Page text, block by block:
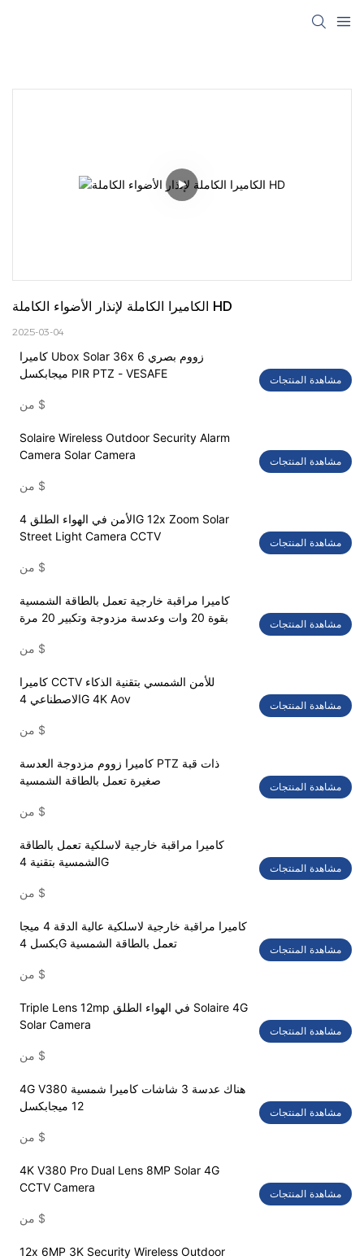
الكاميرا الكاملة لإنذار الأضواء الكاملة HD
2025-03-04
كاميرا Ubox Solar 36x زووم بصري 6
ميجابكسل PIR PTZ - VESAFE
$
مشاهدة المنتجات
Solaire Wireless Outdoor Security Alarm
Camera Solar Camera
$
مشاهدة المنتجات
الأمن في الهواء الطلق 4G 12x Zoom Solar
Street Light Camera CCTV
$
مشاهدة المنتجات
كاميرا مراقبة خارجية تعمل بالطاقة الشمسية
بقوة 20 وات وعدسة مزدوجة وتكبير 20 مرة
$
مشاهدة المنتجات
كاميرا CCTV للأمن الشمسي بتقنية الذكاء
الاصطناعي 4G 4K Aov
$
مشاهدة المنتجات
كاميرا زووم مزدوجة العدسة PTZ ذات قبة
صغيرة تعمل بالطاقة الشمسية
$
مشاهدة المنتجات
كاميرا مراقبة خارجية لاسلكية تعمل بالطاقة
الشمسية بتقنية 4G
$
مشاهدة المنتجات
كاميرا مراقبة خارجية لاسلكية عالية الدقة 4 ميجا
بكسل 4G تعمل بالطاقة الشمسية
$
مشاهدة المنتجات
Triple Lens 12mp في الهواء الطلق Solaire 4G
Solar Camera
$
مشاهدة المنتجات
4G V380 هناك عدسة 3 شاشات كاميرا شمسية
12 ميجابكسل
$
مشاهدة المنتجات
4K V380 Pro Dual Lens 8MP Solar 4G
CCTV Camera
$
مشاهدة المنتجات
12x 6MP 3K Security Wireless Outdoor